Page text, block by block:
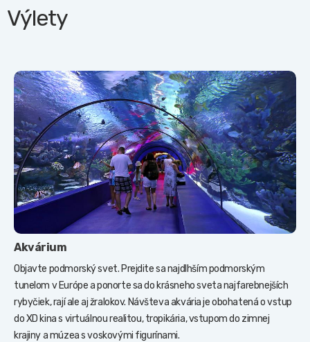
Výlety
Akvárium
Objavte podmorský svet. Prejdite sa najdlhším podmorským
tunelom v Európe a ponorte sa do krásneho sveta najfarebnejších
rybyčiek, rají ale aj žralokov. Návšteva akvária je obohatená o vstup
do XD kina s virtuálnou realitou, tropikária, vstupom do zimnej
krajiny a múzea s voskovými figurínami.